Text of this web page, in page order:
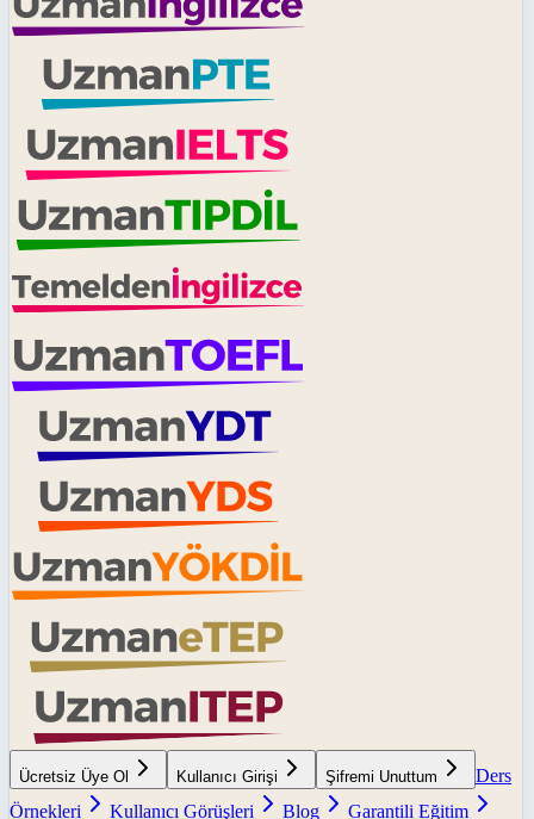
Ücretsiz Üye Ol Kullanıcı Girişi Şifremi Unuttum
Ders
Örnekleri
Kullanıcı Görüşleri Blog
Garantili Eğitim